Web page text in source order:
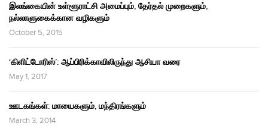
இலங்கையின் உள்ளூராட்சி அமைப்பும், தேர்தல் முறைகளும்,
நல்லாளுகைக்கான வழிகளும்
October 5, 2015
‘கிளிட்டோரிஸ்’: ஆப்பிரிக்காவிலிருந்து ஆசியா வரை
May 1, 2017
ஊடகங்கள்: மாயைகளும், மந்திரங்களும்
March 3, 2014